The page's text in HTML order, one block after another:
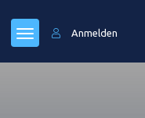
Anmelden